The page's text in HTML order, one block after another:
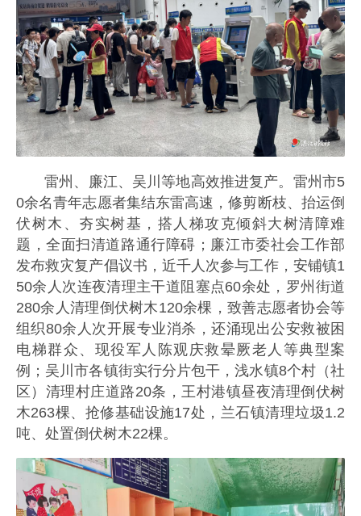
雷州、廉江、吴川等地高效推进复产。雷州市5
0余名青年志愿者集结东雷高速，修剪断枝、抬运倒
伏树木、夯实树基，搭人梯攻克倾斜大树清障难
题，全面扫清道路通行障碍；廉江市委社会工作部
发布救灾复产倡议书，近千人次参与工作，安铺镇1
50余人次连夜清理主干道阻塞点60余处，罗州街道
280余人清理倒伏树木120余棵，致善志愿者协会等
组织80余人次开展专业消杀，还涌现出公安救被困
电梯群众、现役军人陈观庆救晕厥老人等典型案
例；吴川市各镇街实行分片包干，浅水镇8个村（社
区）清理村庄道路20条，王村港镇昼夜清理倒伏树
木263棵、抢修基础设施17处，兰石镇清理垃圾1.2
吨、处置倒伏树木22棵。